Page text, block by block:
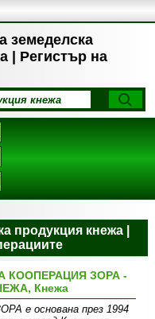
земеделска
| Регистър на
продукция кнежа |
КООПЕРАЦИЯ ЗОРА -
Кнежа
е основана през 1994